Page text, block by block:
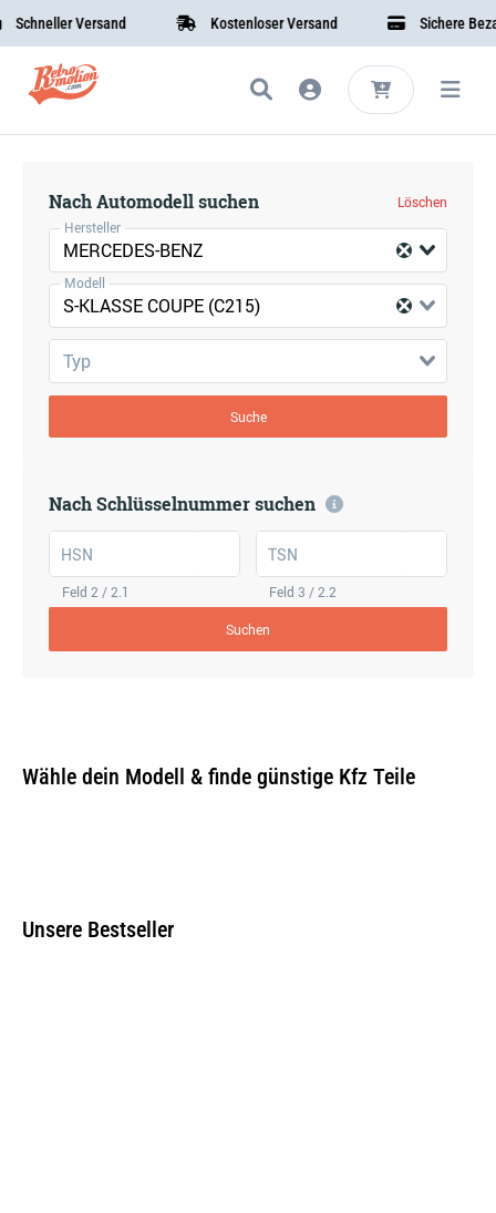
Versand Kostenloser Versand Sichere
Nach Automodell suchen
Löschen
Hersteller
MERCEDES-BENZ
Modell
S-KLASSE COUPE (C215)
Typ
Suche
Nach Schlüsselnummer suchen
HSN
Feld 2 / 2.1
TSN
Feld 3 / 2.2
Suchen
Wähle dein Modell & finde günstige Kfz Teile
Unsere Bestseller